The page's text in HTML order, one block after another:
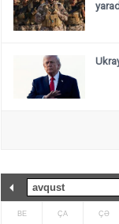
BE ÇA ÇƏ